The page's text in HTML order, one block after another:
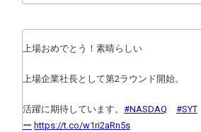
上場おめでとう！素晴らしい
上場企業社長として第2ラウンド開始。
活躍に期待しています。 #NASDAQ #SYT
ー https://t.co/w1ri2aRn5s